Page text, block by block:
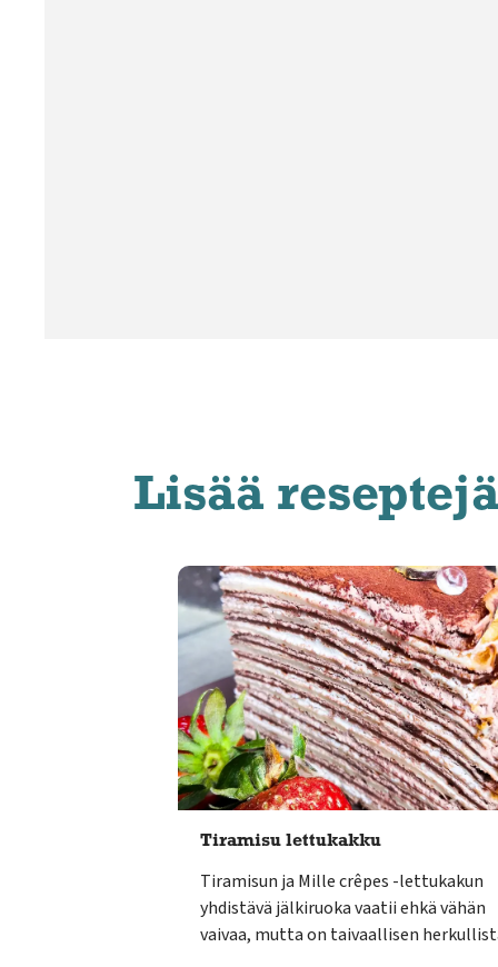
Lisää
Tiramisu lettukakku
Tiramisun ja Mille crêpes -lettukakun
yhdistävä jälkiruoka vaatii ehkä vähän
vaivaa, mutta on taivaallisen